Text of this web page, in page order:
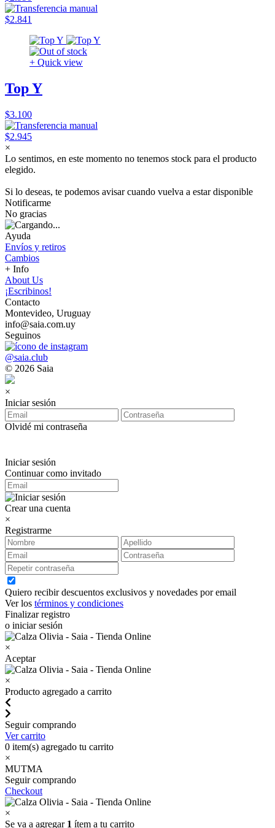
$2.841
+ Quick view
Top Y
$3.100
$2.945
×
Lo sentimos, en este momento no tenemos stock para el producto
elegido.
Si lo deseas, te podemos avisar cuando vuelva a estar disponible
Notificarme
No gracias
Ayuda
Envíos y retiros
Cambios
+ Info
About Us
¡Escribinos!
Contacto
Montevideo, Uruguay
info@saia.com.uy
Seguinos
@saia.club
© 2026 Saia
×
Iniciar sesión
Olvidé mi contraseña
Iniciar sesión
Continuar como invitado
Crear una cuenta
×
Registrarme
Quiero recibir descuentos exclusivos y novedades por email
Ver los términos y condiciones
Finalizar registro
o iniciar sesión
×
Aceptar
×
Producto agregado a carrito
Seguir comprando
Ver carrito
0 item(s) agregado tu carrito
×
MUTMA
Seguir comprando
Checkout
×
Se va a agregar 1 ítem a tu carrito